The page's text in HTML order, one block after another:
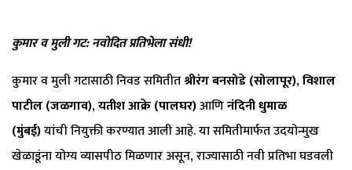
कुमार व मुली गट: नवोदित प्रतिभेला संधी!
कुमार व मुली गटासाठी निवड समितीतश्रीरंग बनसोडे (सोलापूर),विशाल
पाटील (जळगाव),यतीश आक्रे (पालघर)आणिनंदिनी धुमाळ
(मुंबई)यांची नियुक्ती करण्यात आली आहे. या समितीमार्फत उदयोन्मुख
खेळाडूंना योग्य व्यासपीठ मिळणार असून, राज्यासाठी नवी प्रतिभा घडवली